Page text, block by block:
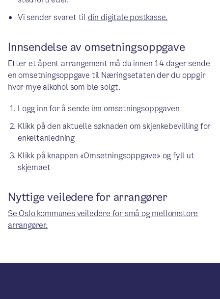
Vi sender svaret til din digitale postkasse.
Innsendelse av omsetningsoppgave
Etter et åpent arrangement må du innen 14 dager sende
en omsetningsoppgave til Næringsetaten der du oppgir
hvor mye alkohol som ble solgt.
Logg inn for å sende inn omsetningsoppgaven
Klikk på den aktuelle søknaden om skjenkebevilling for
enkeltanledning
Klikk på knappen «Omsetningsoppgave» og fyll ut
skjemaet
Nyttige veiledere for arrangører
Se Oslo kommunes veiledere for små og mellomstore
arrangører.